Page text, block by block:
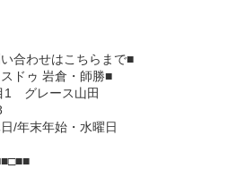
合わせはこちらまで■
ドゥ 岩倉・師勝■
グレース山田
/年末年始・水曜日